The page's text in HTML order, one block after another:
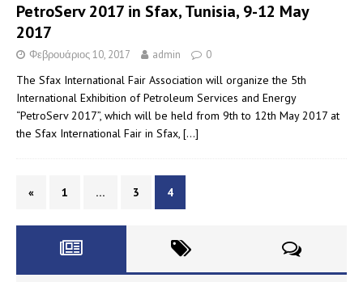
PetroServ 2017 in Sfax, Tunisia, 9-12 May
2017
Φεβρουάριος 10, 2017 admin 0
The Sfax International Fair Association will organize the 5th
International Exhibition of Petroleum Services and Energy
“PetroServ 2017”, which will be held from 9th to 12th May 2017 at
the Sfax International Fair in Sfax, […]
« 1 … 3 4